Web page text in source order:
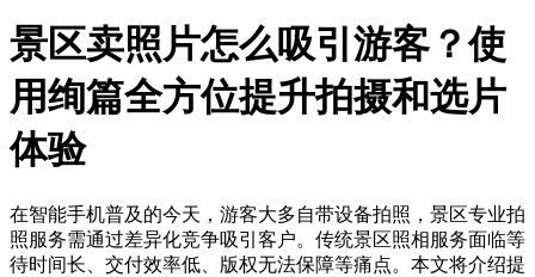
景区卖照片怎么吸引游客？使
用绚篇全方位提升拍摄和选片
体验
在智能手机普及的今天，游客大多自带设备拍照，景区专业拍
照服务需通过差异化竞争吸引客户。传统景区照相服务面临等
待时间长、交付效率低、版权无法保障等痛点。本文将介绍提